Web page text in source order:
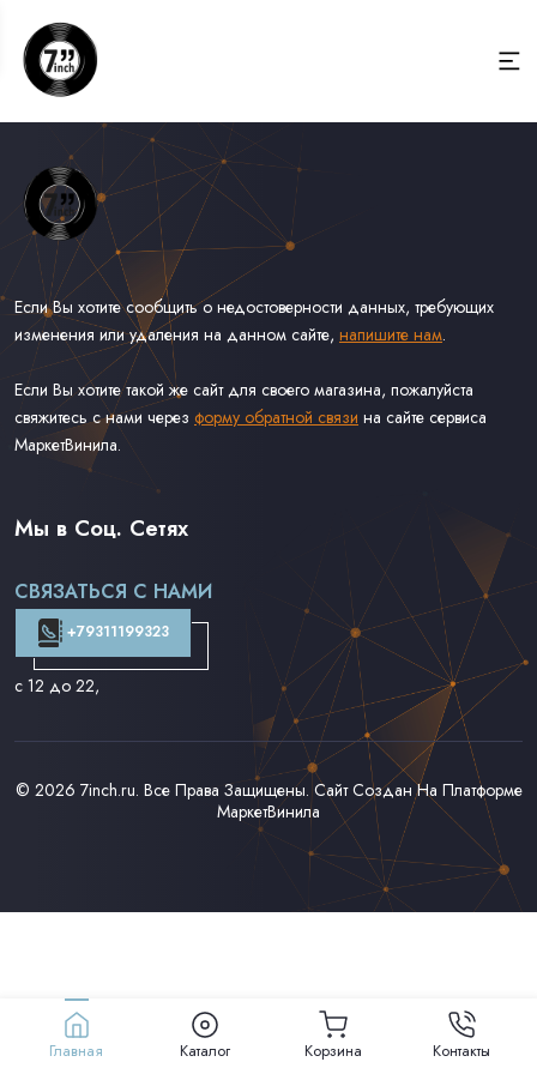
Если Вы хотите сообщить о недостоверности данных, требующих
изменения или удаления на данном сайте, напишите нам.
Если Вы хотите такой же сайт для своего магазина, пожалуйста
свяжитесь с нами через форму обратной связи на сайте сервиса
МаркетВинила.
Весь Каталог Винила на 7''
Рок на 7''
Доставка и Оплата
Контакты
Мы в Соц. Сетях
СВЯЗАТЬСЯ С НАМИ
+79311199323
с 12 до 22,
© 2026 7inch.ru. Все Права Защищены. Сайт Создан На Платформе
МаркетВинила
Главная Каталог Корзина Контакты